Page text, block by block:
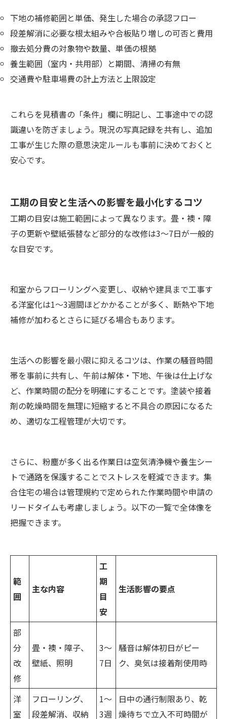
下地の補修範囲と単価、発生した場合の承認フロー
段差解消に必要な根太組みや合板貼り増しの可否と費用
撤去処分費の対象物や数量、単価の根拠
養生範囲（室内・共用部）と期間、清掃の有無
交通費や駐車場費の計上方法と上限設定
これらを見積書の「条件」欄に明記し、工事途中での認
識違いを防ぎましょう。現況の写真記録を共有し、追加
工事が生じた際の意思決定ルールも事前に決めておくと
安心です。
工期の目安と生活への影響を最小化するコツ
工期の目安は施工範囲によって異なります。畳・襖・障
子の更新や壁紙張替など部分的な改修は3〜7日が一般的
な目安です。
和室からフローリングへ変更し、収納や建具まで工事す
る洋室化は1〜3週間ほどかかることが多く、断熱や下地
補修が加わるとさらに延びる場合もあります。
生活への影響を最小限に抑えるコツは、作業の騒音時間
帯を事前に共有し、午前は解体・下地、午後は仕上げな
ど、作業時間の配分を明確にすることです。塗装や接着
剤の乾燥時間を無理に短縮すると不具合の原因になるた
め、適切な工程管理が大切です。
さらに、粉塵が多く出る作業日は空気清浄機や養生シー
トで通路を保護することでストレスを軽減できます。集
合住宅の場合は管理規約で定められた作業時間や申請の
リードタイムも考慮しましょう。以下の一覧で全体像を
把握できます。
範
囲
主な内容
工
期
目
安
生活影響の要点
部
分
改
修
畳・襖・障子、
壁紙、照明
3〜
7日
騒音は解体初日がピー
ク、臭気は接着剤使用時
洋
室
フローリング、
段差解消、収納
1〜
3週
日中の通行制限あり、乾
燥待ちで立入不可時間が